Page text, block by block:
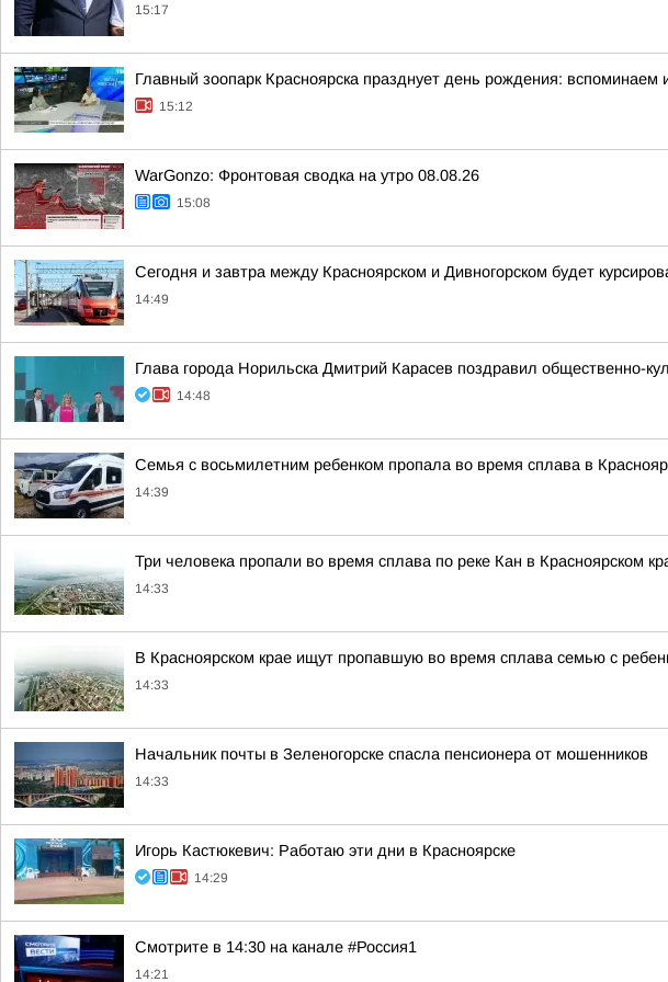
15:17
Главный зоопарк Красноярска празднует день рождения: вспоминаем
15:12
WarGonzo: Фронтовая сводка на утро 08.08.26
15:08
Сегодня и завтра между Красноярском и Дивногорском будет
14:49
Глава города Норильска Дмитрий Карасев поздравил общественно-
14:48
Семья с восьмилетним ребенком пропала во время сплава в
14:39
Три человека пропали во время сплава по реке Кан в Красноярском
14:33
В Красноярском крае ищут пропавшую во время сплава семью с
14:33
Начальник почты в Зеленогорске спасла пенсионера от мошенников
14:33
Игорь Кастюкевич: Работаю эти дни в Красноярске
14:29
Смотрите в 14:30 на канале #Россия1
14:21